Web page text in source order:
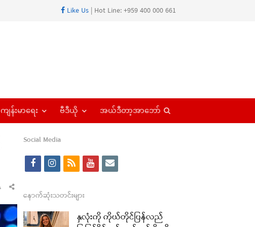
Like Us | Hot Line: +959 400 000 661
ကျန်းမာရေး ဗီဒီယို အယ်ဒီတာ့အာဘော်
Share
this
post
Social Media
f
c
e
i
s
t
r
s
y
t
e
i
နောက်ဆုံးသတင်းများ
နှလုံးကို ကိုယ်တိုင်ပြန်လည်